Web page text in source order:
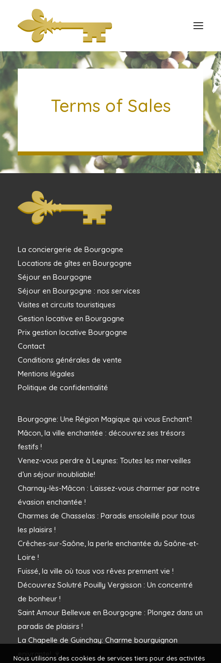
Immobilier
Blog
DEVENIR UN HÔTE
Terms of Sales
La conciergerie de Bourgogne
Locations de gîtes en Bourgogne
Séjour en Bourgogne
Séjour en Bourgogne : nos services
Visites et circuits touristiques
Gestion locative en Bourgogne
Prix gestion locative Bourgogne
Contact
Conditions générales de vente
Mentions légales
Politique de confidentialité
Bourgogne: Une Région Magique qui vous Enchant’!
Mâcon, la ville enchantée : découvrez ses trésors
festifs !
Venez-vous perdre à Leynes: Toutes les merveilles
d’un séjour inoubliable!
Charnay-lès-Mâcon : Laissez-vous charmer par notre
évasion enchantée !
Charmes de Chasselas : Paradis ensoleillé pour tous
les plaisirs !
Crêches-sur-Saône, la perle enchantée du Saône-et-
Loire !
Fuissé, la ville où tous vos rêves prennent vie !
Découvrez Solutré Pouilly Vergisson : Un concentré
de bonheur !
Saint Amour Bellevue en Bourgogne : Plongez dans un
paradis de plaisirs !
La Chapelle de Guinchay: Charme bourguignon
enivrante! 🍷
Nous utilisons des cookies de services tiers pour des activités